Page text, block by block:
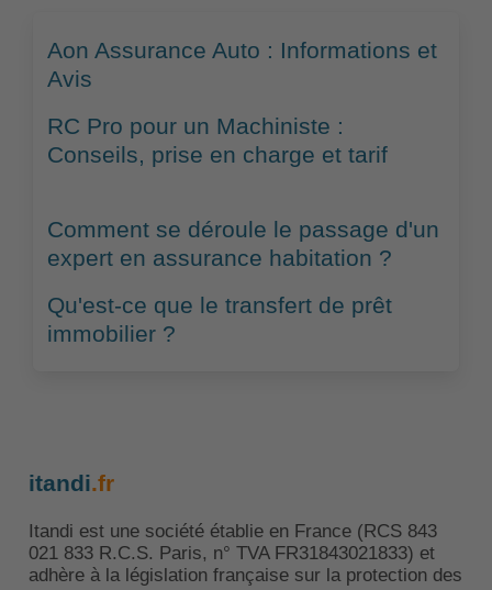
Aon Assurance Auto : Informations et
Avis
RC Pro pour un Machiniste :
Conseils, prise en charge et tarif
Comment se déroule le passage d'un
expert en assurance habitation ?
Qu'est-ce que le transfert de prêt
immobilier ?
itandi.fr
Itandi est une société établie en France (RCS 843
021 833 R.C.S. Paris, n° TVA FR31843021833) et
adhère à la législation française sur la protection des